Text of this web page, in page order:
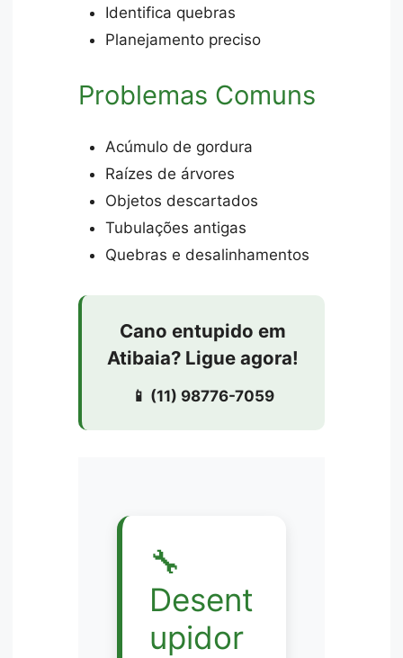
Identifica quebras
Planejamento preciso
Problemas Comuns
Acúmulo de gordura
Raízes de árvores
Objetos descartados
Tubulações antigas
Quebras e desalinhamentos
Cano entupido em
Atibaia? Ligue agora!
📱 (11) 98776-7059
🔧
Desent
upidor